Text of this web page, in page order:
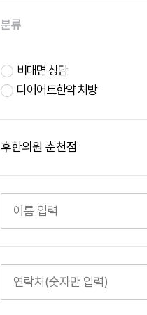
분류
비대면 상담
다이어트한약 처방
후한의원 춘천점